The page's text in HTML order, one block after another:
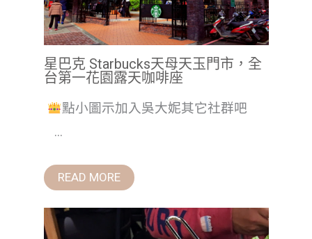
星巴克 Starbucks天母天玉門市，全
台第一花園露天咖啡座
點小圖示加入吳大妮其它社群吧
...
READ MORE